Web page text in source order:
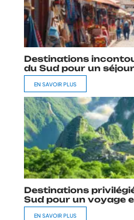
Destinations
du Sud pour un
EN SAVOIR PLUS
Destinations
Sud pour un voyage
EN SAVOIR PLUS